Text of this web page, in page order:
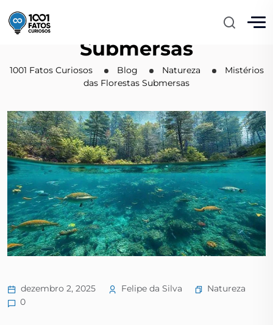
Mistérios das Florestas
Submersas
1001 Fatos Curiosos Blog Natureza
Mistérios
das Florestas Submersas
dezembro 2, 2025 Felipe da Silva
Natureza
0